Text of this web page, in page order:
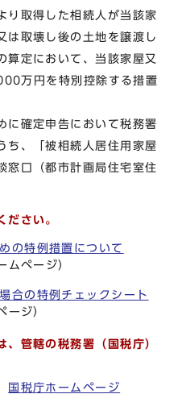
り取得した相続人が当該家
は取壊し後の土地を譲渡し
算定において、当該家屋又
万円を特別控除する措置
確定申告において税務署
ち、「被相続人居住用家屋
窓口（都市計画局住宅室住
ださい。
の特例措置について
ムページ）
合の特例チェックシート
ージ）
管轄の税務署（国税庁）
国税庁ホームページ